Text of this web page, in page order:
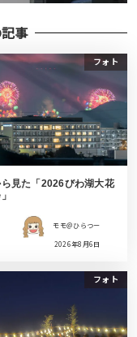
事
フォト
見た「2026びわ湖大花
モモ＠ひらつー
2026年8月6日
フォト